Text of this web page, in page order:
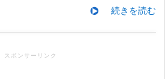
続きを読む
スポンサーリンク